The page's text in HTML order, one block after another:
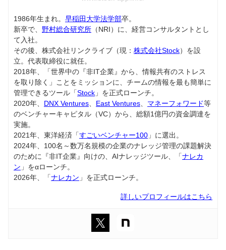
1986年生まれ。 早稲田大学法学部卒。
新卒で、 野村総合研究所 （NRI）に、経営コンサルタントとし
て入社。
その後、株式会社リンクライブ（現： 株式会社Stock）を設
立。代表取締役に就任。
2018年、「世界中の『非IT企業』から、情報共有のストレス
を取り除く」ことをミッションに、チームの情報を最も簡単に
管理できるツール「Stock 」を正式ローンチ。
2020年、 DNX Ventures East Ventures マネーフォワード等
のベンチャーキャピタル（VC）から、総額1億円の資金調達を
実施。
2021年、東洋経済「すごいベンチャー100 」に選出。
2024年、100名～数万名規模の企業のナレッジ管理の課題解決
のために『非IT企業』向けの、AIナレッジツール、「ナレカ
ン 」をαローンチ。
2026年、「ナレカン 」を正式ローンチ。
詳しいプロフィールはこちら